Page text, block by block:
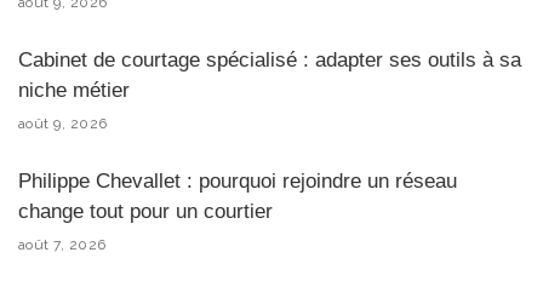
Cabinet de courtage spécialisé : adapter ses outils à sa
niche métier
août 9, 2026
Philippe Chevallet : pourquoi rejoindre un réseau
change tout pour un courtier
août 7, 2026